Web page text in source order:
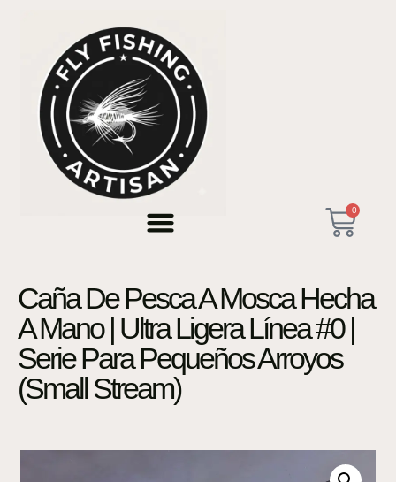
0
Caña De Pesca A Mosca Hecha
A Mano | Ultra Ligera Línea #0 |
Serie Para Pequeños Arroyos
(Small Stream)